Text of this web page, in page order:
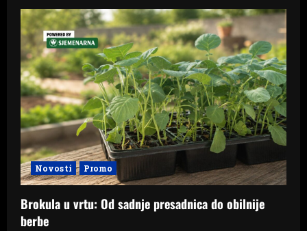
Novosti Promo
Brokula u vrtu: Od sadnje presadnica do obilnije
berbe